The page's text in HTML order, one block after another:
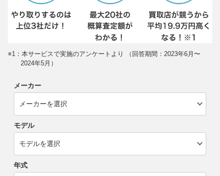
※1：本サービスで実施のアンケートより （回答期間：2023年6月〜
2024年5月）
メーカー
モデル
年式